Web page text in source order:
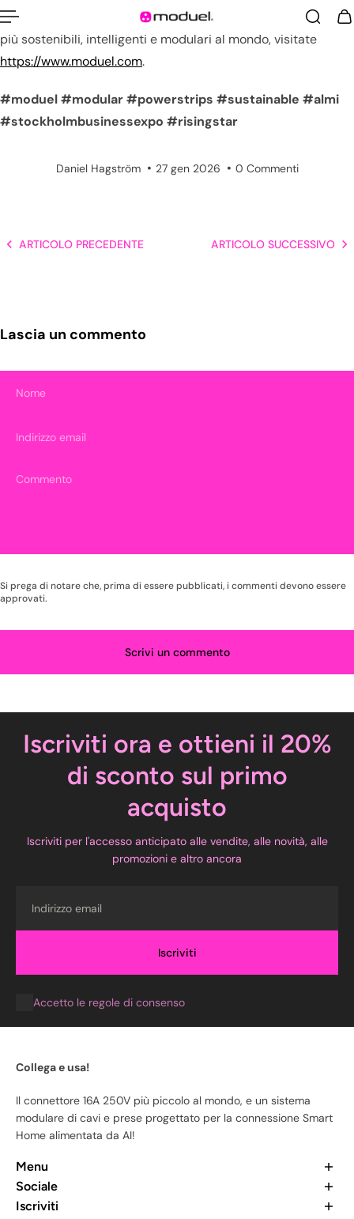
Per maggiori informazioni su di noi e sulle ciabatte elettriche
più sostenibili, intelligenti e modulari al mondo, visitate
https://www.moduel.com.
#moduel#modular#powerstrips #sustainable #almi
#stockholmbusinessexpo #risingstar
Daniel Hagström 27 gen 2026 0 Commenti
ARTICOLO PRECEDENTE ARTICOLO SUCCESSIVO
Lascia un commento
Si prega di notare che, prima di essere pubblicati, i commenti devono essere
approvati.
Scrivi un commento
Iscriviti ora e ottieni il 20%
di sconto sul primo
acquisto
Iscriviti per l'accesso anticipato alle vendite, alle novità, alle
promozioni e altro ancora
Iscriviti
Accetto le regole di consenso
Collega e usa!
Il connettore 16A 250V più piccolo al mondo, e un sistema
modulare di cavi e prese progettato per la connessione Smart
Home alimentata da AI!
Menu
Home
I nostri prodotti
Sociale
Vuoi saperne di più su di noi? Dai un’occhiata ai nostri ultimi
Iscriviti